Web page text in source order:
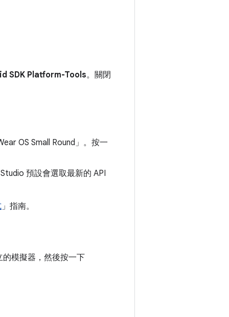
SDK Platform-Tools。關閉
OS Small Round」 。按一
預設會選取最新的 API
」指南。
模擬器，然後按一下